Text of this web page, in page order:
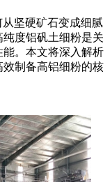
从坚硬矿石变成细腻
度铝矾土细粉是关
。本文将深入解析
制备高铝细粉的核